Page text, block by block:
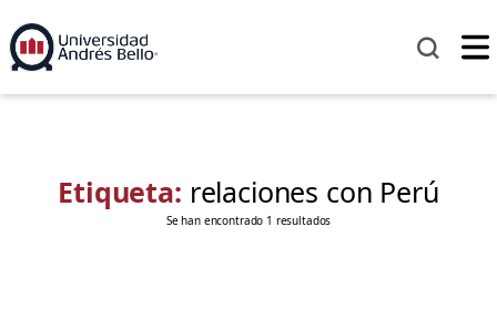
Etiqueta: relaciones con Perú
Se han encontrado 1 resultados